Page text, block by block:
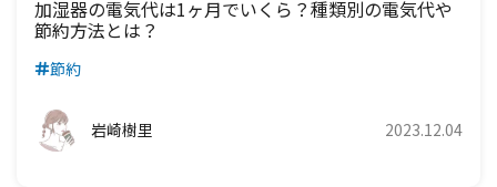
加湿器の電気代は1ヶ月でいくら？種類別の電気代や
節約方法とは？
節約
岩崎樹里 2023.12.04